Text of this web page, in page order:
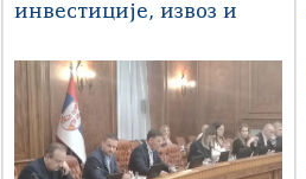
инвестиције, извоз и